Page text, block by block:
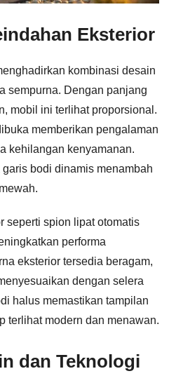
Eksterior
kombinasi desain
sempurna. Dengan panjang
mobil ini terlihat proporsional.
memberikan pengalaman
kehilangan kenyamanan.
bodi dinamis menambah
seperti spion lipat otomatis
performa
eksterior tersedia beragam,
dengan selera
halus memastikan tampilan
terlihat modern dan menawan.
dan Teknologi